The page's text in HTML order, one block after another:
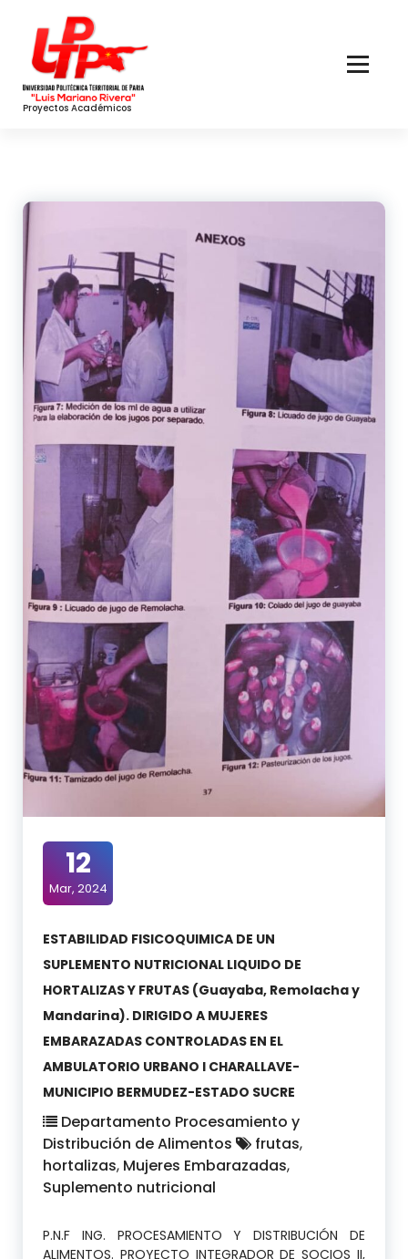
Content
Proyectos Académicos
12
Mar, 2024
ESTABILIDAD FISICOQUIMICA DE UN
SUPLEMENTO NUTRICIONAL LIQUIDO DE
HORTALIZAS Y FRUTAS (Guayaba, Remolacha y
Mandarina). DIRIGIDO A MUJERES
EMBARAZADAS CONTROLADAS EN EL
AMBULATORIO URBANO I CHARALLAVE-
MUNICIPIO BERMUDEZ-ESTADO SUCRE
Departamento Procesamiento y
Distribución de Alimentos
frutas,
hortalizas, Mujeres Embarazadas,
Suplemento nutricional
P.N.F ING. PROCESAMIENTO Y DISTRIBUCIÓN DE
ALIMENTOS. PROYECTO INTEGRADOR DE SOCIOS II,